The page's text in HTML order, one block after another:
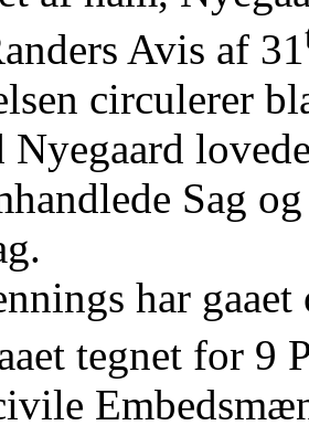
Avis af 31
circulerer
Nyegaard
Sag
har
tegnet for 9